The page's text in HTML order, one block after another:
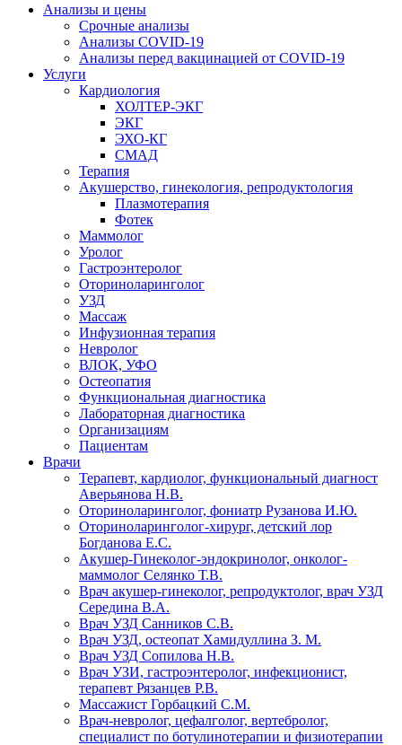
Анализы и цены
Срочные анализы
Анализы COVID-19
Анализы перед вакцинацией от COVID-19
Услуги
Кардиология
ХОЛТЕР-ЭКГ
ЭКГ
ЭХО-КГ
СМАД
Терапия
Акушерство, гинекология, репродуктология
Плазмотерапия
Фотек
Маммолог
Уролог
Гастроэнтеролог
Оториноларинголог
УЗД
Массаж
Инфузионная терапия
Невролог
ВЛОК, УФО
Остеопатия
Функциональная диагностика
Лабораторная диагностика
Организациям
Пациентам
Врачи
Терапевт, кардиолог, функциональный диагност
Аверьянова Н.В.
Оториноларинголог, фониатр Рузанова И.Ю.
Оториноларинголог-хирург, детский лор
Богданова Е.С.
Акушер-Гинеколог-эндокринолог, онколог-
маммолог Селянко Т.В.
Врач акушер-гинеколог, репродуктолог, врач УЗД
Середина В.А.
Врач УЗД Санников С.В.
Врач УЗД, остеопат Хамидуллина З. М.
Врач УЗД Сопилова Н.В.
Врач УЗИ, гастроэнтеролог, инфекционист,
терапевт Рязанцев Р.В.
Массажист Горбацкий С.М.
Врач-невролог, цефалголог, вертебролог,
специалист по ботулинотерапии и физиотерапии